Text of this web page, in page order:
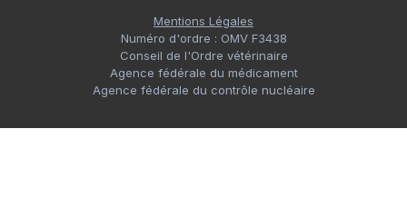
Mentions Légales
Numéro d'ordre : OMV F3438
Conseil de l'Ordre vétérinaire
Agence fédérale du médicament
Agence fédérale du contrôle nucléaire